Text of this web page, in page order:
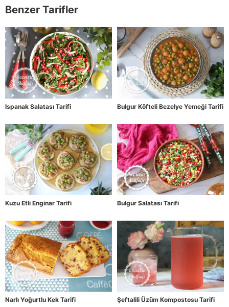
Benzer Tarifler
Ispanak Salatası Tarifi Bulgur Köfteli Bezelye Yemeği Tarifi
Kuzu Etli Enginar Tarifi Bulgur Salatası Tarifi
Narlı Yoğurtlu Kek Tarifi Şeftalili Üzüm Kompostosu Tarifi